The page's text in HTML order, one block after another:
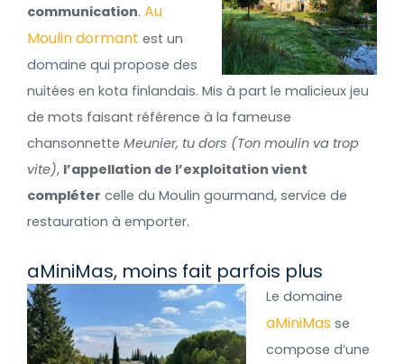
communication. Au
Moulin dormant est un
domaine qui propose des
nuitées en kota finlandais. Mis à part le malicieux jeu
de mots faisant référence à la fameuse
chansonnette Meunier, tu dors (Ton moulin va trop
vite), l’appellation de l’exploitation vient
compléter celle du Moulin gourmand, service de
restauration à emporter.
aMiniMas, moins fait parfois plus
Le domaine
aMiniMasse
compose d’une